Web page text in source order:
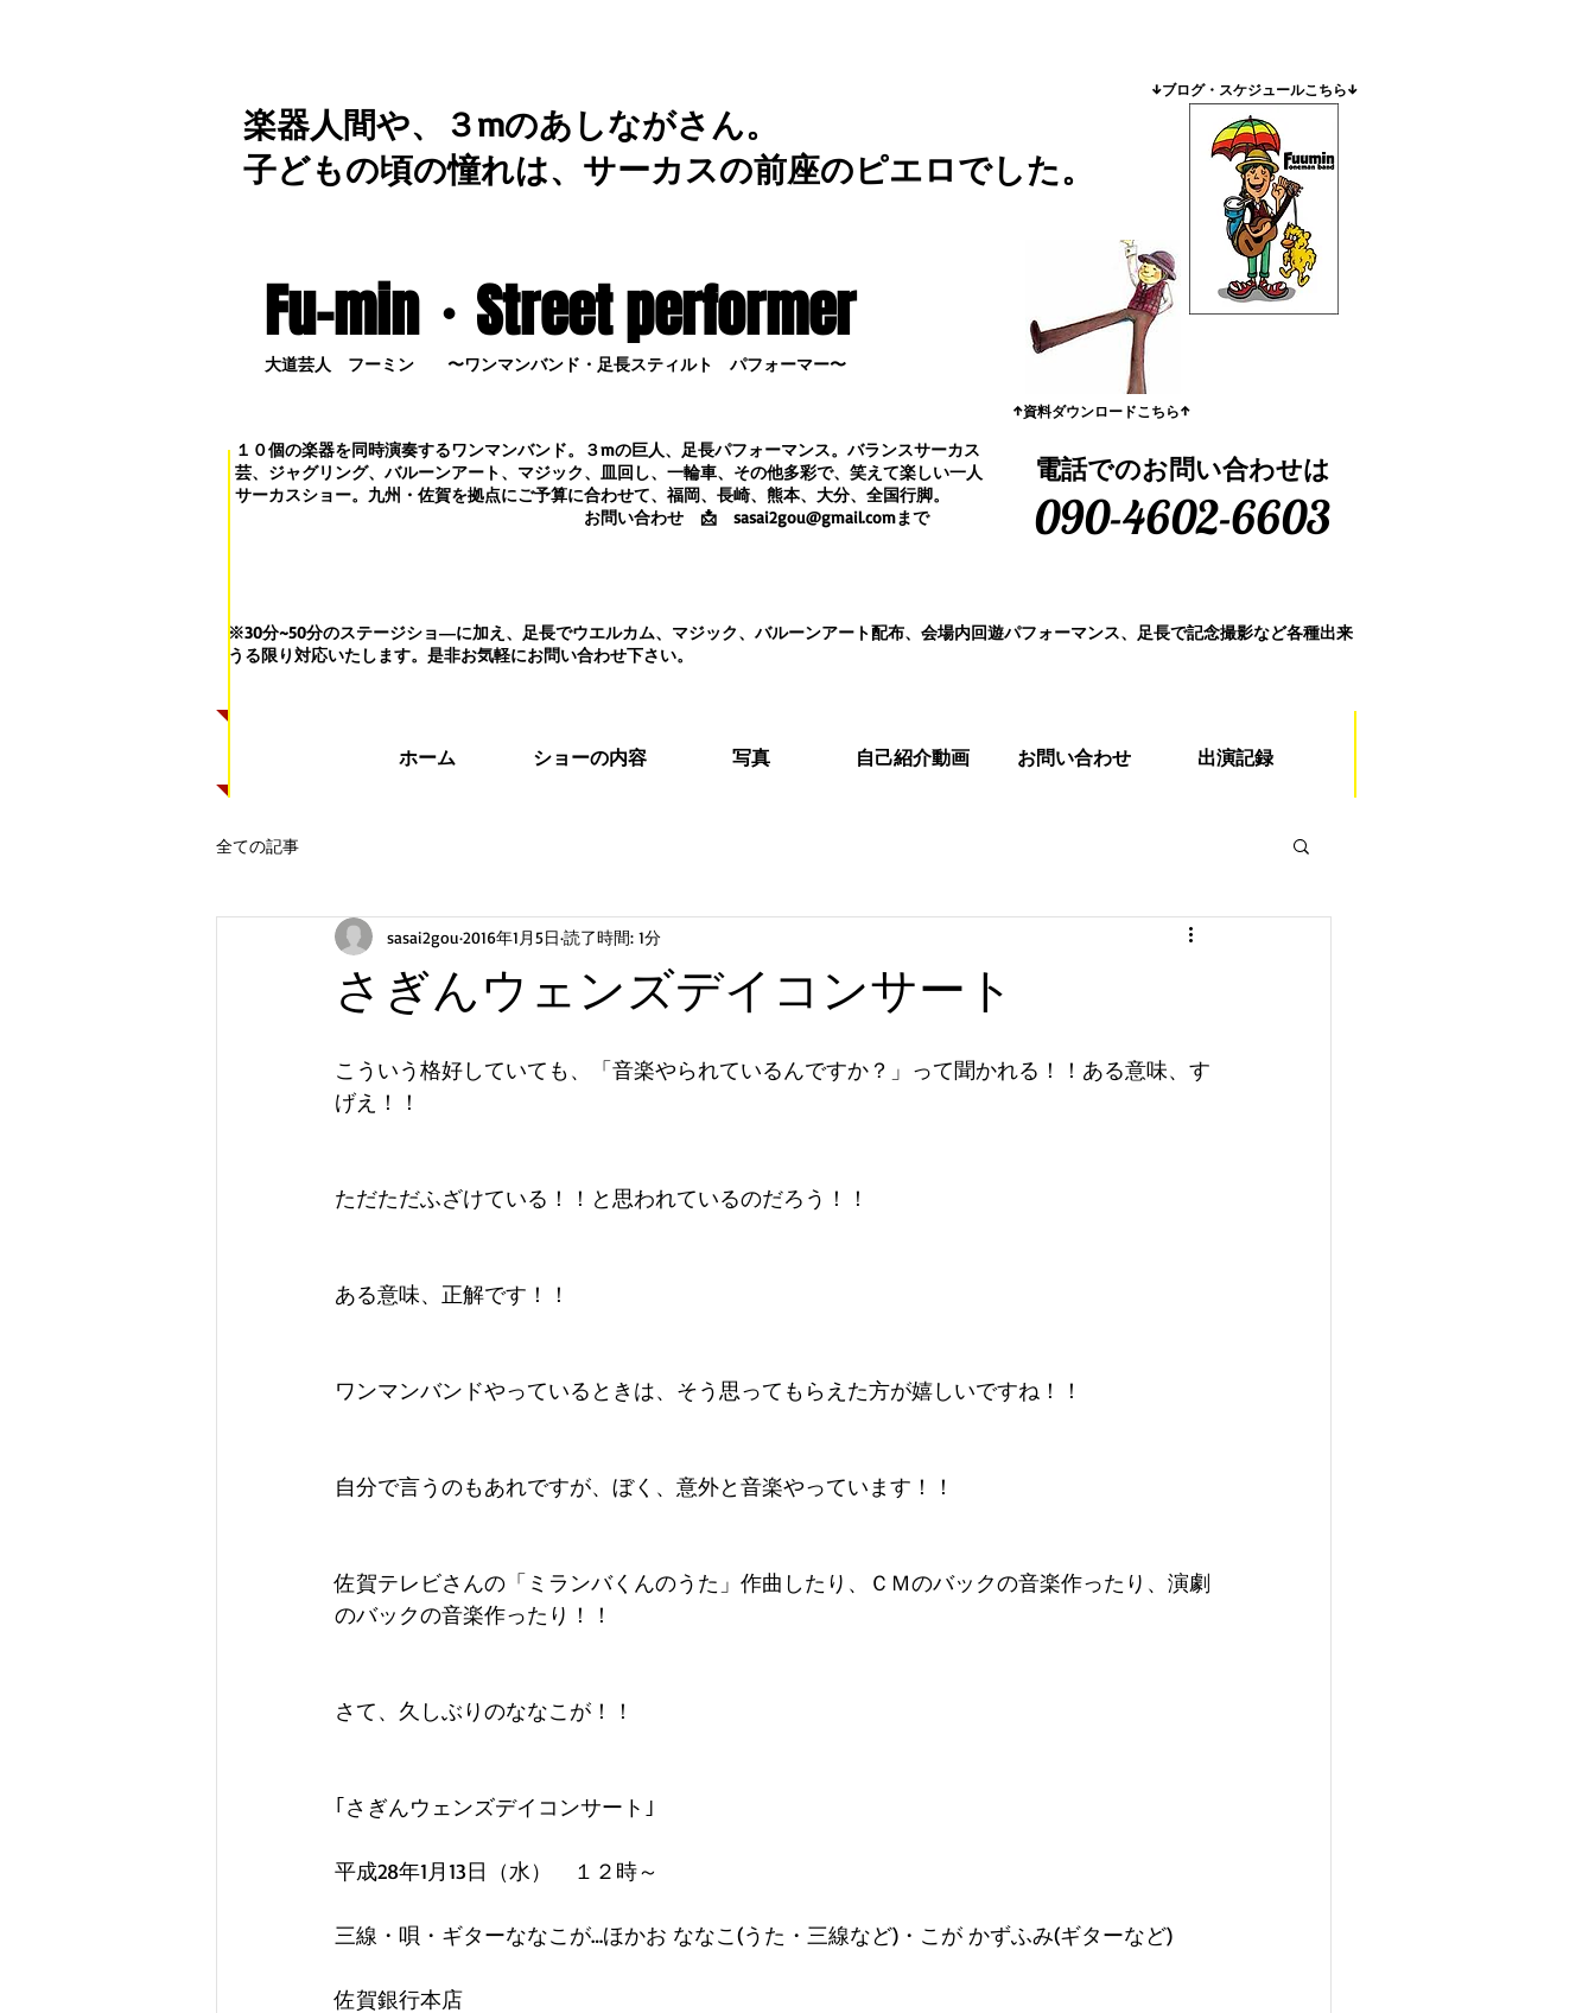
​↓ブログ・スケジュールこちら↓
楽器人間や、３mのあしながさん。
子どもの頃の憧れは、サーカスの前座のピエロでした。
Fu-min・Street performer
大道芸人 フーミン 〜ワンマンバンド・足長スティルト パフォーマー〜
​↑資料ダウンロードこちら↑
１０個の楽器を同時演奏するワンマンバンド。３mの巨人、足長パフォーマンス。 バランスサーカス
芸、ジャグリング、バルーンアート、マジック、皿回し、一輪車、その他多彩で、笑えて楽しい一人
サーカスショー。九州・佐賀を拠点にご予算に合わせて、福岡、長崎、熊本、大分、全国行脚。
お問い合わせ 📩 sasai2gou@gmail.comまで
電話でのお問い合わせは
090-4602-6603
※30分~50分のステージショ―に加え、足長でウエルカム、マジック、バルーンアート配布、会場内回遊パフォーマンス、足長で記念撮影など各種出来
うる限り対応いたします。 是非お気軽にお問い合わせ下さい。
ホーム ショーの内容 写真 自己紹介動画 お問い合わせ 出演記録
全ての記事
さぎんウェンズデイコンサート
sasai2gou 2016年1月5日 読了時間: 1分
こういう格好していても、「音楽やられているんですか？」って聞かれる！！ある意味、す
げえ！！
ただただふざけている！！と思われているのだろう！！
ある意味、正解です！！
ワンマンバンドやっているときは、そう思ってもらえた方が嬉しいですね！！
自分で言うのもあれですが、ぼく、意外と音楽やっています！！
佐賀テレビさんの「ミランバくんのうた」作曲したり、ＣＭのバックの音楽作ったり、演劇
のバックの音楽作ったり！！
さて、久しぶりのななこが！！
｢さぎんウェンズデイコンサート｣
平成28年1月13日（水）　１２時～
三線・唄・ギターななこが…ほかお ななこ(うた・三線など)・こが かずふみ(ギターなど)
佐賀銀行本店